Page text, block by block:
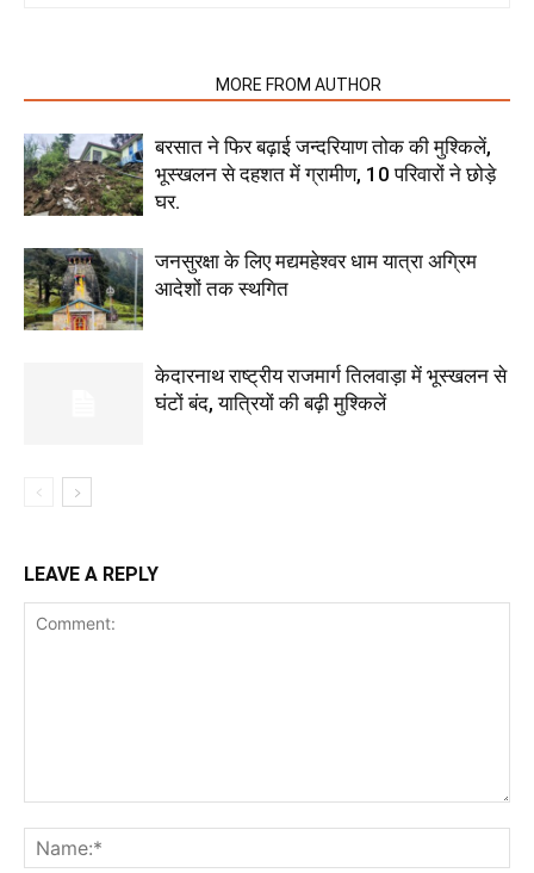
MORE FROM AUTHOR
बरसात ने फिर बढ़ाई जन्दरियाण तोक की मुश्किलें,
भूस्खलन से दहशत में ग्रामीण, 10 परिवारों ने छोड़े
घर.
जनसुरक्षा के लिए मद्यमहेश्वर धाम यात्रा अग्रिम
आदेशों तक स्थगित
केदारनाथ राष्ट्रीय राजमार्ग तिलवाड़ा में भूस्खलन से
घंटों बंद, यात्रियों की बढ़ी मुश्किलें
LEAVE A REPLY